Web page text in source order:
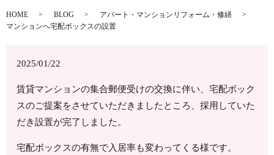
HOME BLOG
アパート・マンションリフォーム・修繕
マンションへ宅配ボックスの設置
2025/01/22
賃貸マンションの集合郵便受けの交換に伴い、宅配ボック
スのご提案をさせていただきましたところ、採用していた
だき設置が完了しました。
宅配ボックスの有無で入居率も変わってくる様です。